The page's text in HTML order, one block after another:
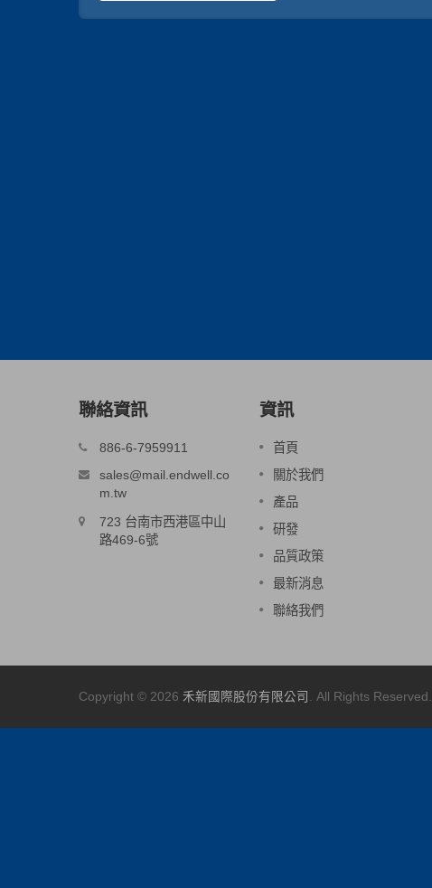
聯絡資訊
886-6-7959911
sales@mail.endwell.co
m.tw
723 台南市西港區中山
路469-6號
資訊
首頁
關於我們
產品
研發
品質政策
最新消息
聯絡我們
沖壓件 - 3C產業零件
供電系統外殼。
Copyright © 2026 禾新國際股份有限公司 . All Rights Reserved.